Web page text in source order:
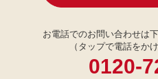
お電話でのお問い合わせは
（タップで電話をか
0120-